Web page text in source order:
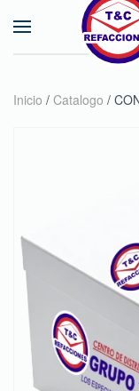
Skip to main
Inicio / Catalogo /